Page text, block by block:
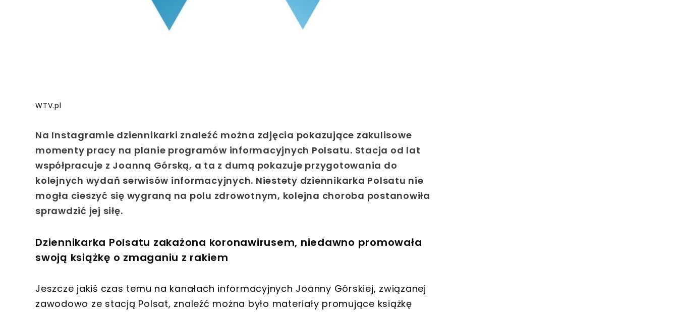
WTV.pl
Na Instagramie dziennikarki znaleźć można zdjęcia pokazujące zakulisowe
momenty pracy na planie programów informacyjnych Polsatu. Stacja od lat
współpracuje z Joanną Górską, a ta z dumą pokazuje przygotowania do
kolejnych wydań serwisów informacyjnych. Niestety dziennikarka Polsatu nie
mogła cieszyć się wygraną na polu zdrowotnym, kolejna choroba postanowiła
sprawdzić jej siłę.
Dziennikarka Polsatu zakażona koronawirusem, niedawno promowała
swoją książkę o zmaganiu z rakiem
Jeszcze jakiś czas temu na kanałach informacyjnych Joanny Górskiej, związanej
zawodowo ze stacją Polsat, znaleźć można było materiały promujące książkę